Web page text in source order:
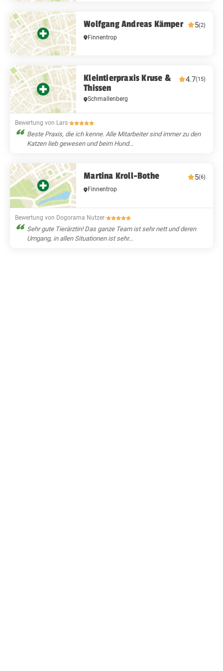
Wolfgang Andreas Kämper 5(2)
Finnentrop
Kleintierpraxis Kruse &
Thissen
4.7(15)
Schmallenberg
Bewertung von Lars·
Beste Praxis, die ich kenne. Alle Mitarbeiter sind immer zu den
Katzen lieb gewesen und beim Hund...
Martina Kroll-Bothe 5(6)
Finnentrop
Bewertung von Dogorama Nutzer·
Sehr gute Tierärztin! Das ganze Team ist sehr nett und deren
Umgang, in allen Situationen ist sehr...